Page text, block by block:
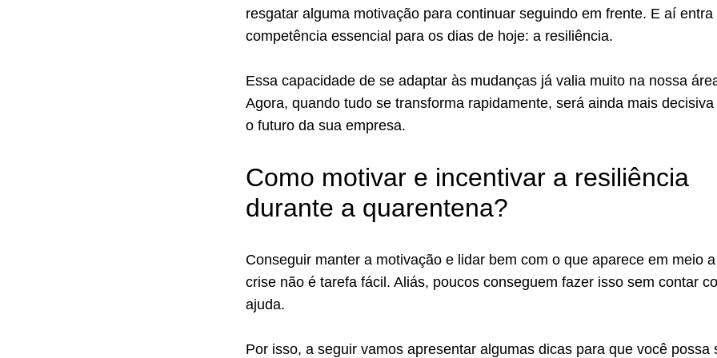
resgatar alguma motivação para continuar seguindo em frente. E aí entra
competência essencial para os dias de hoje: a resiliência.
Essa capacidade de se adaptar às mudanças já valia muito na nossa
Agora, quando tudo se transforma rapidamente, será ainda mais
o futuro da sua empresa.
Como motivar e incentivar a resiliência
durante a quarentena?
Conseguir manter a motivação e lidar bem com o que aparece em meio
crise não é tarefa fácil. Aliás, poucos conseguem fazer isso sem contar
ajuda.
Por isso, a seguir vamos apresentar algumas dicas para que você possa